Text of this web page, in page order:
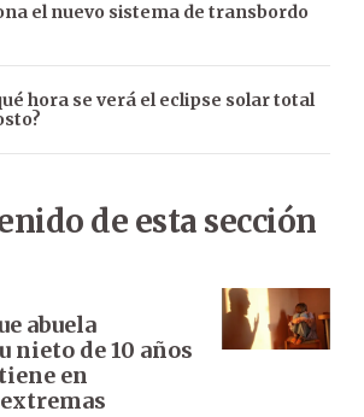
el nuevo sistema de transbordo
hora se verá el eclipse solar total
de esta sección
abuela
nieto de 10 años
en